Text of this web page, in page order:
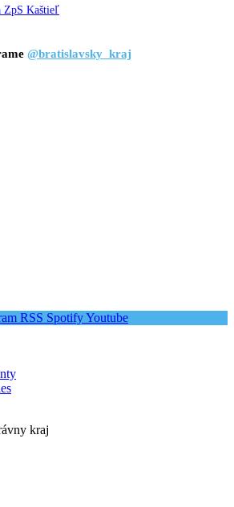
ZpS Kaštieľ
@bratislavsky_kraj
RSS SpotifyYoutube
kraj